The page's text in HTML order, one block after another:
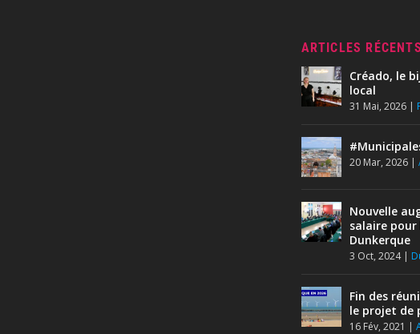
ARTICLES RÉCENTS
Créado, le
local
31 Mai, 2026|
20 Mar, 2026|
Nouvelle
salaire
Dunkerque
3 Oct, 2024|
Fin des
le projet de
16 Fév, 2021 |